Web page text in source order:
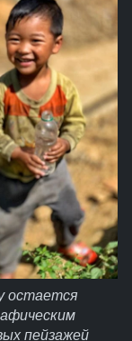
остается
пейзажей